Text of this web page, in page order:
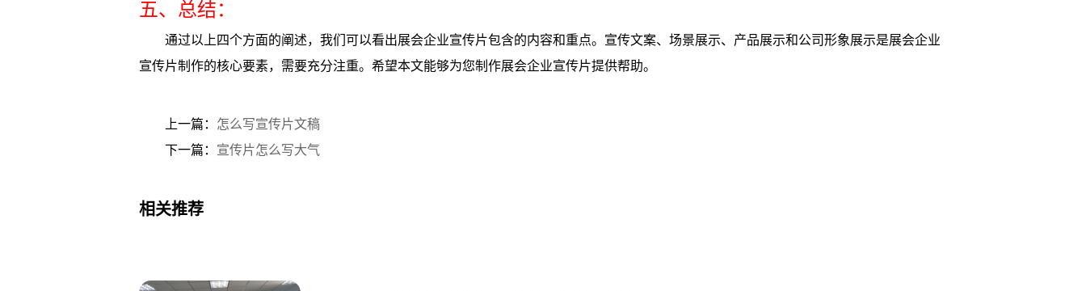
五、总结：
通过以上四个方面的阐述，我们可以看出展会企业宣传片包含的内容和重点。宣传文案、场景展示、产品展示和公司形象展示是展会企业
宣传片制作的核心要素，需要充分注重。希望本文能够为您制作展会企业宣传片提供帮助。
上一篇： 怎么写宣传片文稿
下一篇： 宣传片怎么写大气
相关推荐